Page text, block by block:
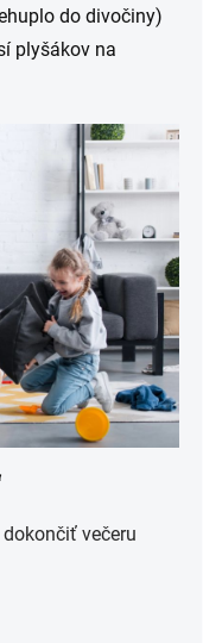
do divočiny)
plyšákov na
večeru